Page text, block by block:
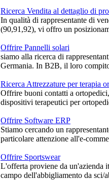
Ricerca Vendita al dettaglio di
In qualità di rappresentante di
(90,91,92), vi offro un
Offrire Pannelli solari
siamo alla ricerca di
Germania. In B2B, il loro
Ricerca Attrezzature per terapia
Offrire buoni contatti a
dispositivi terapeutici per
Offrire Software ERP
Stiamo cercando un
particolare attenzione all'e-
Offrire Sportswear
L'offerta proviene da un'azienda
campo dell'abbigliamento da sci/